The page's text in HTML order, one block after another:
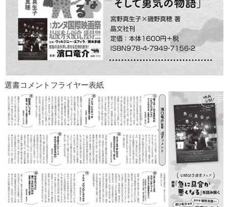
選書コメントフライヤー表紙